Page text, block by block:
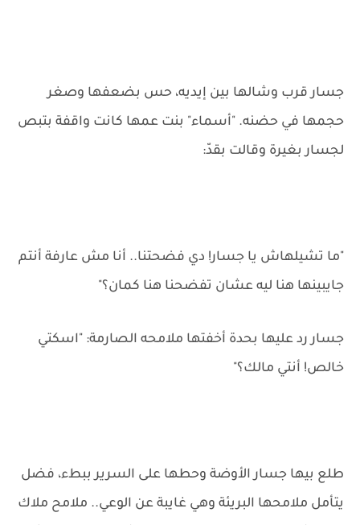
جسار قرب وشالها بين إيديه، حس بضعفها وصغر
حجمها في حضنه. "أسماء" بنت عمها كانت واقفة بتبص
لجسار بغيرة وقالت بقدّ:
"ما تشيلهاش يا جسار! دي فضحتنا.. أنا مش عارفة أنتم
جايبينها هنا ليه عشان تفضحنا هنا كمان؟"
جسار رد عليها بحدة أخفتها ملامحه الصارمة: "اسكتي
خالص! أنتي مالك؟"
طلع بيها جسار الأوضة وحطها على السرير ببطء، فضل
يتأمل ملامحها البريئة وهي غايبة عن الوعي.. ملامح ملاك